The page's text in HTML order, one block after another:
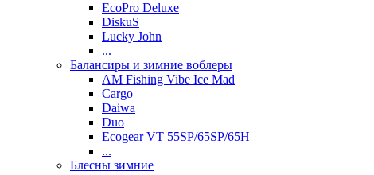
EcoPro Deluxe
DiskuS
Lucky John
...
Балансиры и зимние воблеры
AM Fishing Vibe Ice Mad
Cargo
Daiwa
Duo
Ecogear VT 55SP/65SP/65H
...
Блесны зимние